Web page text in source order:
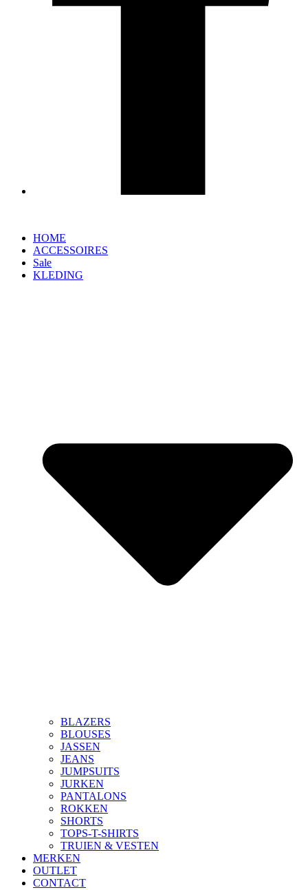
HOME
ACCESSOIRES
Sale
KLEDING
BLAZERS
BLOUSES
JASSEN
JEANS
JUMPSUITS
JURKEN
PANTALONS
ROKKEN
SHORTS
TOPS-T-SHIRTS
TRUIEN & VESTEN
MERKEN
OUTLET
CONTACT